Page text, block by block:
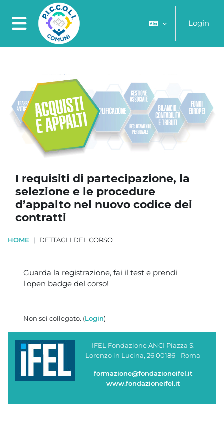
Vai al contenuto principale
Pannello laterale
Login
I requisiti di partecipazione, la
selezione e le procedure
d’appalto nel nuovo codice dei
contratti
HOME DETTAGLI DEL CORSO
Blocchi
Guarda la registrazione, fai il test e prendi
l'open badge del corso!
Non sei collegato. (Login)
IFEL Fondazione ANCI Piazza S.
Lorenzo in Lucina, 26 00186 - Roma
formazione@fondazioneifel.it
www.fondazioneifel.it